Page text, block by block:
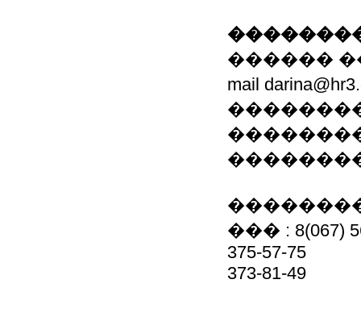
������
mail
��� : 8(067)
375-57-75
373-81-49